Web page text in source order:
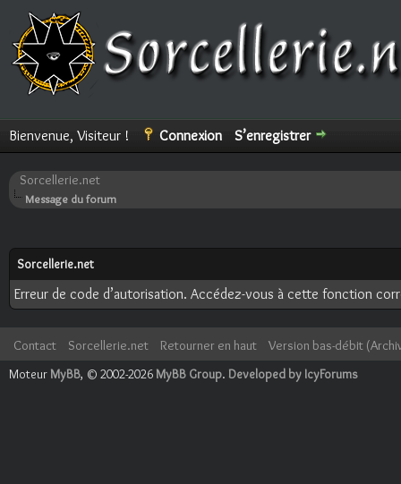
Bienvenue, Visiteur ! Connexion S’enregistrer
Sorcellerie.net
Message du forum
Sorcellerie.net
Erreur de code d’autorisation. Accédez-vous à cette fonction
Contact Sorcellerie.net Retourner en haut
Version bas-débit
Moteur MyBB, © 2002-2026 MyBB Group. Developed by IcyForums